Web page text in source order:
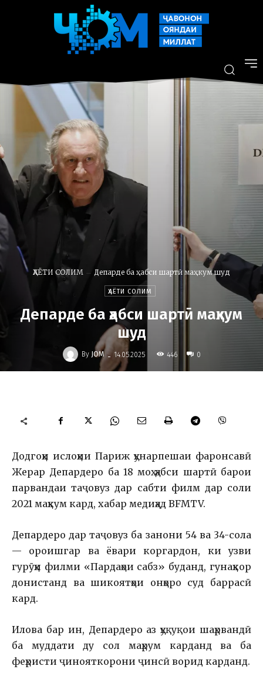
ҲАЁТИ СОЛИМ Депарде ба ҳабси шартӣ маҳкум шуд
ҲАЁТИ СОЛИМ
Депарде ба ҳабси шартӣ маҳкум
шуд
By JOM - 14.05.2025 446 0
Додгоҳи ислоҳии Париж ҳунарпешаи фаронсавӣ
Жерар Депардеро ба 18 моҳ ҳабси шартӣ барои
парвандаи таҷовуз дар сабти филм дар соли
2021 маҳкум кард, хабар медиҳад BFMTV.
Депардеро дар таҷовуз ба занони 54 ва 34-сола
— ороишгар ва ёвари коргардон, ки узви
гурӯҳи филми «Пардаҳои сабз» буданд, гунаҳкор
донистанд ва шикоятҳои онҳоро суд баррасӣ
кард.
Илова бар ин, Депардеро аз ҳуқуқoи шаҳрвандӣ
ба муддати ду сол маҳрум карданд ва ба
феҳристи ҷинояткорони ҷинсӣ ворид карданд.